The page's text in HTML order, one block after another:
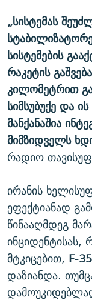
„სისტემას
სისტემების
რაკეტის
კილომეტრით
სიმსუბუქე და
მანქანაშია
მიმზიდველს
რადიო
ირანის
ეფექტიანად
წინააღმდეგ
მტკიცებით, F-35
დაზიანდა.